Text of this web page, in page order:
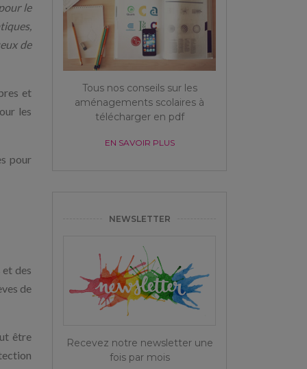
le
de
et
les
pour
des
de
être
Tous nos conseils sur les
aménagements scolaires à
télécharger en pdf
EN SAVOIR PLUS
NEWSLETTER
Recevez notre newsletter une
fois par mois